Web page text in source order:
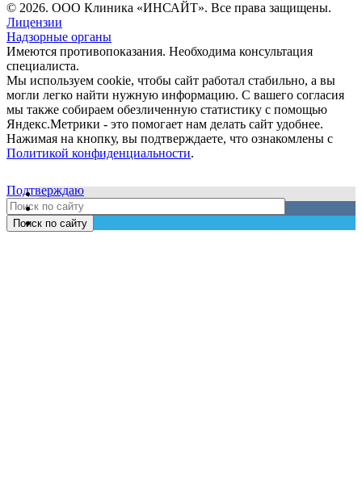
© 2026. ООО Клиника «ИНСАЙТ». Все права защищены.
Лицензии
Надзорные органы
Имеются противопоказания. Необходима консультация
специалиста.
Мы используем cookie, чтобы сайт работал стабильно, а вы
могли легко найти нужную информацию. С вашего согласия
мы также собираем обезличенную статистику с помощью
Яндекс.Метрики - это помогает нам делать сайт удобнее.
Нажимая на кнопку, вы подтверждаете, что ознакомлены с
Политикой конфиденциальности.
Подтверждаю
Поиск по сайту